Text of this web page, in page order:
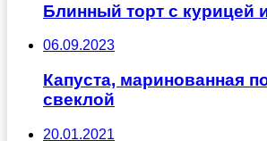
Блинный торт с курицей
06.09.2023
Капуста, маринованная
свеклой
20.01.2021